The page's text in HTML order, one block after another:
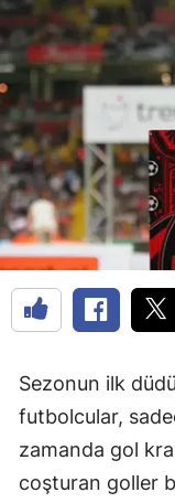
Sezonun ilk
futbolcular,
zamanda gol
coşturan goller